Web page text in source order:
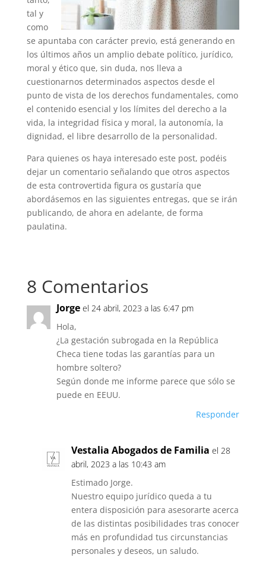
tal y
como
se apuntaba con carácter previo, está generando en
los últimos años un amplio debate político, jurídico,
moral y ético que, sin duda, nos lleva a
cuestionarnos determinados aspectos desde el
punto de vista de los derechos fundamentales, como
el contenido esencial y los límites del derecho a la
vida, la integridad física y moral, la autonomía, la
dignidad, el libre desarrollo de la personalidad.
Para quienes os haya interesado este post, podéis
dejar un comentario señalando que otros aspectos
de esta controvertida figura os gustaría que
abordásemos en las siguientes entregas, que se irán
publicando, de ahora en adelante, de forma
paulatina.
8 Comentarios
Jorge el 24 abril, 2023 a las 6:47 pm
Hola,
¿La gestación subrogada en la República
Checa tiene todas las garantías para un
hombre soltero?
Según donde me informe parece que sólo se
puede en EEUU.
Responder
Vestalia Abogados de Familia el 28
abril, 2023 a las 10:43 am
Estimado Jorge.
Nuestro equipo jurídico queda a tu
entera disposición para asesorarte acerca
de las distintas posibilidades tras conocer
más en profundidad tus circunstancias
personales y deseos, un saludo.